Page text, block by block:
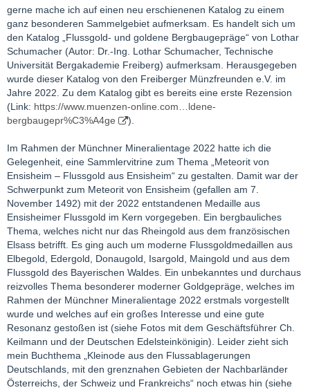
gerne mache ich auf einen neu erschienenen Katalog zu einem
ganz besonderen Sammelgebiet aufmerksam. Es handelt sich um
den Katalog „Flussgold- und goldene Bergbaugepräge“ von Lothar
Schumacher (Autor: Dr.-Ing. Lothar Schumacher, Technische
Universität Bergakademie Freiberg) aufmerksam. Herausgegeben
wurde dieser Katalog von den Freiberger Münzfreunden e.V. im
Jahre 2022. Zu dem Katalog gibt es bereits eine erste Rezension
(Link: https://www.muenzen-online.com…ldene-
bergbaugepr%C3%A4ge
).
Im Rahmen der Münchner Mineralientage 2022 hatte ich die
Gelegenheit, eine Sammlervitrine zum Thema „Meteorit von
Ensisheim – Flussgold aus Ensisheim“ zu gestalten. Damit war der
Schwerpunkt zum Meteorit von Ensisheim (gefallen am 7.
November 1492) mit der 2022 entstandenen Medaille aus
Ensisheimer Flussgold im Kern vorgegeben. Ein bergbauliches
Thema, welches nicht nur das Rheingold aus dem französischen
Elsass betrifft. Es ging auch um moderne Flussgoldmedaillen aus
Elbegold, Edergold, Donaugold, Isargold, Maingold und aus dem
Flussgold des Bayerischen Waldes. Ein unbekanntes und durchaus
reizvolles Thema besonderer moderner Goldgepräge, welches im
Rahmen der Münchner Mineralientage 2022 erstmals vorgestellt
wurde und welches auf ein großes Interesse und eine gute
Resonanz gestoßen ist (siehe Fotos mit dem Geschäftsführer Ch.
Keilmann und der Deutschen Edelsteinkönigin). Leider zieht sich
mein Buchthema „Kleinode aus den Flussablagerungen
Deutschlands, mit den grenznahen Gebieten der Nachbarländer
Österreichs, der Schweiz und Frankreichs“ noch etwas hin (siehe